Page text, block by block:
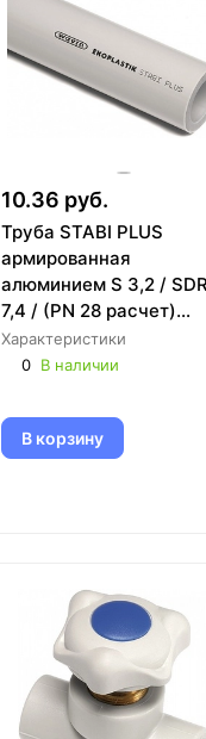
10.36 руб.
Труба STABI PLUS
армированная
алюминием S 3,2 / SDR
7,4 / (PN 28 расчет)
Wavin Ekoplastik
Характеристики
0 В наличии
В корзину